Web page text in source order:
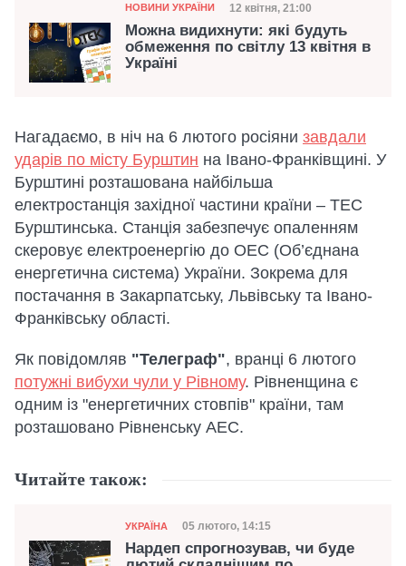
Категорія
НОВИНИ УКРАЇНИ Дата публікації
12 квітня, 21:00
Можна видихнути: які будуть
обмеження по світлу 13 квітня в
Україні
Нагадаємо, в ніч на 6 лютого росіяни завдали
ударів по місту Бурштин на Івано-Франківщині. У
Бурштині розташована найбільша
електростанція західної частини країни – ТЕС
Бурштинська. Станція забезпечує опаленням
скеровує електроенергію до ОЕС (Об’єднана
енергетична система) України. Зокрема для
постачання в Закарпатську, Львівську та Івано-
Франківську області.
Як повідомляв "Телеграф", вранці 6 лютого
потужні вибухи чули у Рівному. Рівненщина є
одним із "енергетичних стовпів" країни, там
розташовано Рівненську АЕС.
Читайте також:
Категорія
УКРАЇНА Дата публікації
05 лютого, 14:15
Нардеп спрогнозував, чи буде